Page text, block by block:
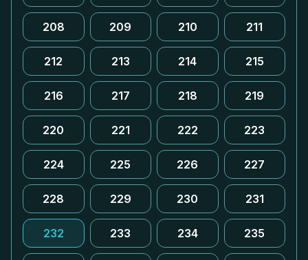
208 209 210 211
212 213 214 215
216 217 218 219
220 221 222 223
224 225 226 227
228 229 230 231
232 233 234 235